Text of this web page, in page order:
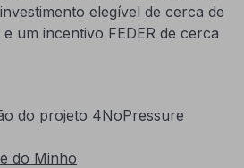
elegível de cerca de
um incentivo FEDER de cerca
do projeto 4NoPressure
do Minho